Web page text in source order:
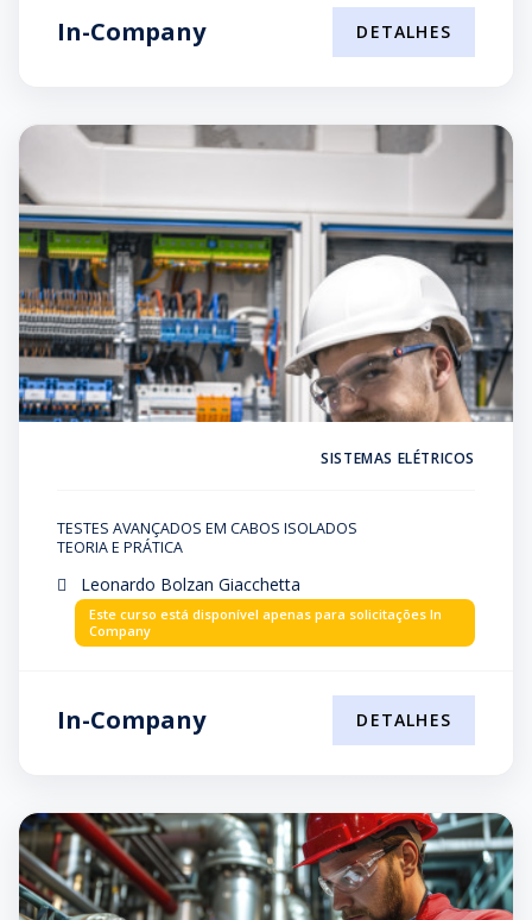
In-Company DETALHES
SISTEMAS ELÉTRICOS
TESTES AVANÇADOS EM CABOS ISOLADOS
TEORIA E PRÁTICA
Leonardo Bolzan Giacchetta
Este curso está disponível apenas para solicitações In
Company
In-Company DETALHES